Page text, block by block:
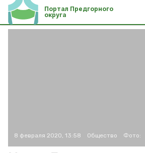
Портал Предгорного
округа
8 февраля 2020, 13:58 Общество Фото: